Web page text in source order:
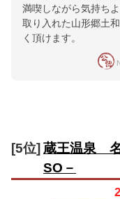
満喫しながら気持ち
取り入れた山形郷土
く頂けます。
[5位] 蔵王温泉
SO－
2